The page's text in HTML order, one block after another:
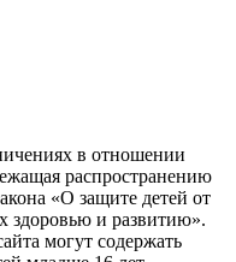
в отношении
распространению
«О защите детей от
и развитию».
могут содержать